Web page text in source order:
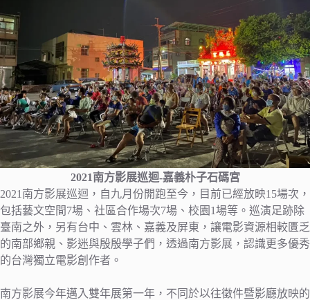
2021南方影展巡迴-嘉義朴子石碼宮
2021南方影展巡迴，自九月份開跑至今，目前已經放映15場次，
包括藝文空間7場、社區合作場次7場、校園1場等。巡演足跡除
臺南之外，另有台中、雲林、嘉義及屏東，讓電影資源相較匱乏
的南部鄉親、影迷與殷殷學子們，透過南方影展，認識更多優秀
的台灣獨立電影創作者。
南方影展今年邁入雙年展第一年，不同於以往徵件暨影廳放映的